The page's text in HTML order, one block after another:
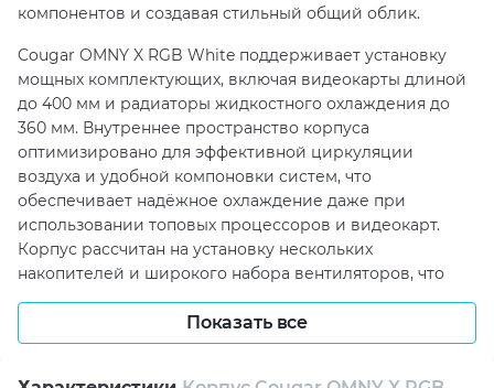
компонентов и создавая стильный общий облик.
Cougar OMNY X RGB White поддерживает установку
мощных комплектующих, включая видеокарты длиной
до 400 мм и радиаторы жидкостного охлаждения до
360 мм. Внутреннее пространство корпуса
оптимизировано для эффективной циркуляции
воздуха и удобной компоновки систем, что
обеспечивает надёжное охлаждение даже при
использовании топовых процессоров и видеокарт.
Корпус рассчитан на установку нескольких
накопителей и широкого набора вентиляторов, что
делает его универсальным решением для разных
сценариев использования.Показать все